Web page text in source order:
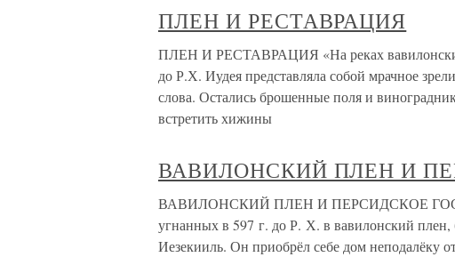
ПЛЕН И РЕСТАВРАЦИЯ
ПЛЕН И РЕСТАВРАЦИЯ «На реках
до Р.Х. Иудея представляла собой мрачное
слова. Остались брошенные поля и
встретить хижины
ВАВИЛОНСКИЙ ПЛЕН И
ВАВИЛОНСКИЙ ПЛЕН И ПЕРСИДСКОЕ
угнанных в 597 г. до Р. Х. в вавилонский
Иезекииль. Он приобрёл себе дом неподалёку